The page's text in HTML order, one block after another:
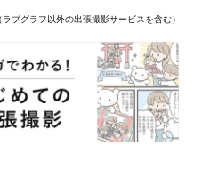
ブグラフ以外の出張撮影サービスを含む）